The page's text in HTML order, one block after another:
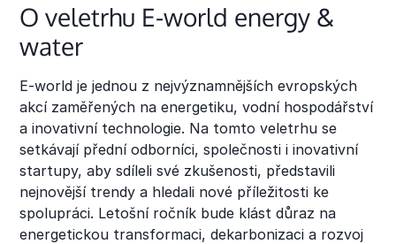
O veletrhu E-world energy &
water
E-world je jednou z nejvýznamnějších evropských
akcí zaměřených na energetiku, vodní hospodářství
a inovativní technologie. Na tomto veletrhu se
setkávají přední odborníci, společnosti i inovativní
startupy, aby sdíleli své zkušenosti, představili
nejnovější trendy a hledali nové příležitosti ke
spolupráci. Letošní ročník bude klást důraz na
energetickou transformaci, dekarbonizaci a rozvoj